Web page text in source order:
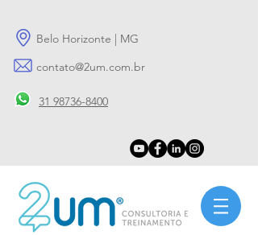
Belo Horizonte | MG
contato@2um.com.br
31 98736-8400